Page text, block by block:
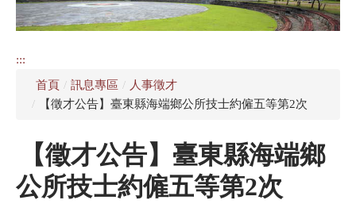
公所介紹
資訊公開專區
:::
首頁 / 訊息專區 / 人事徵才
/
【徵才公告】臺東縣海端鄉公所技士約僱五等第2次
【徵才公告】臺東縣海端鄉
公所技士約僱五等第2次